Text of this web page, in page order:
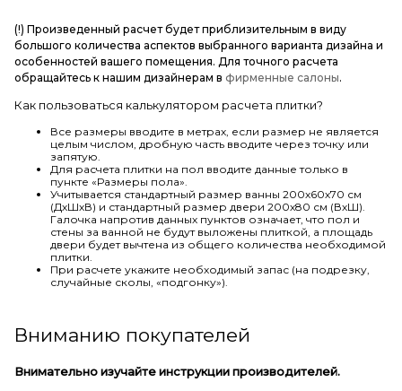
(!) Произведенный расчет будет приблизительным в виду
большого количества аспектов выбранного варианта дизайна и
особенностей вашего помещения. Для точного расчета
обращайтесь к нашим дизайнерам в фирменные салоны.
Как пользоваться калькулятором расчета плитки?
Все размеры вводите в метрах, если размер не является
целым числом, дробную часть вводите через точку или
запятую.
Для расчета плитки на пол вводите данные только в
пункте «Размеры пола».
Учитывается стандартный размер ванны 200х60х70 см
(ДхШхВ) и стандартный размер двери 200х80 см (ВхШ).
Галочка напротив данных пунктов означает, что пол и
стены за ванной не будут выложены плиткой, а площадь
двери будет вычтена из общего количества необходимой
плитки.
При расчете укажите необходимый запас (на подрезку,
случайные сколы, «подгонку»).
Вниманию покупателей
Внимательно изучайте инструкции производителей.